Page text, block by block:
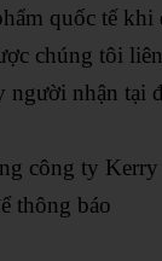
quốc tế
chúng tôi
người nhận tại
công ty
thông báo